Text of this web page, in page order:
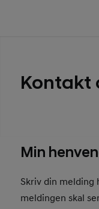
Kontakt
Min
Skriv din melding
meldingen skal